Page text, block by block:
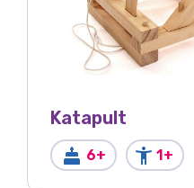
Katapult
6+ 1+